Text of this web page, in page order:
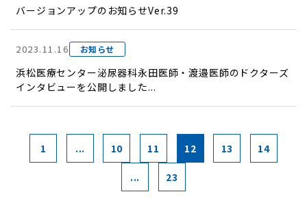
バージョンアップのお知らせVer.39
2023.11.16 お知らせ
浜松医療センター泌尿器科永田医師・渡邉医師のドクターズ
インタビューを公開しました...
1 ... 10 11 12 13 14
... 23